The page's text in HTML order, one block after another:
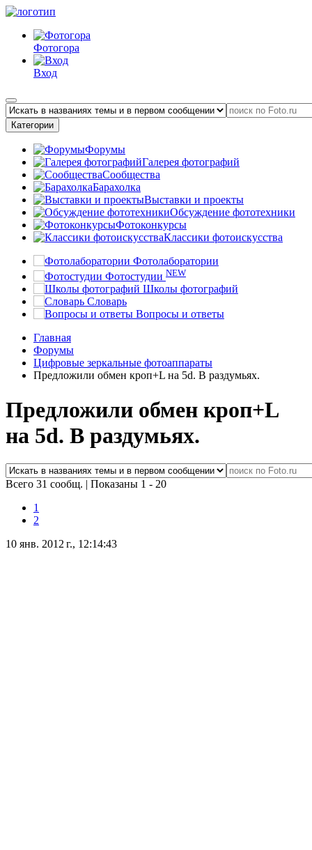
Фотогора
Вход
Категории
Форумы
Галерея фотографий
Сообщества
Барахолка
Выставки и проекты
Обсуждение фототехники
Фотоконкурсы
Классики фотоискусства
Фотолаборатории
Фотостудии NEW
Школы фотографий
Словарь
Вопросы и ответы
Главная
Форумы
Цифровые зеркальные фотоаппараты
Предложили обмен кроп+L на 5d. В раздумьях.
Предложили обмен кроп+L
на 5d. В раздумьях.
Всего 31 сообщ. | Показаны 1 - 20
1
2
10 янв. 2012 г., 12:14:43